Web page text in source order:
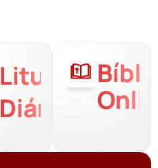
Liturgia
Diária